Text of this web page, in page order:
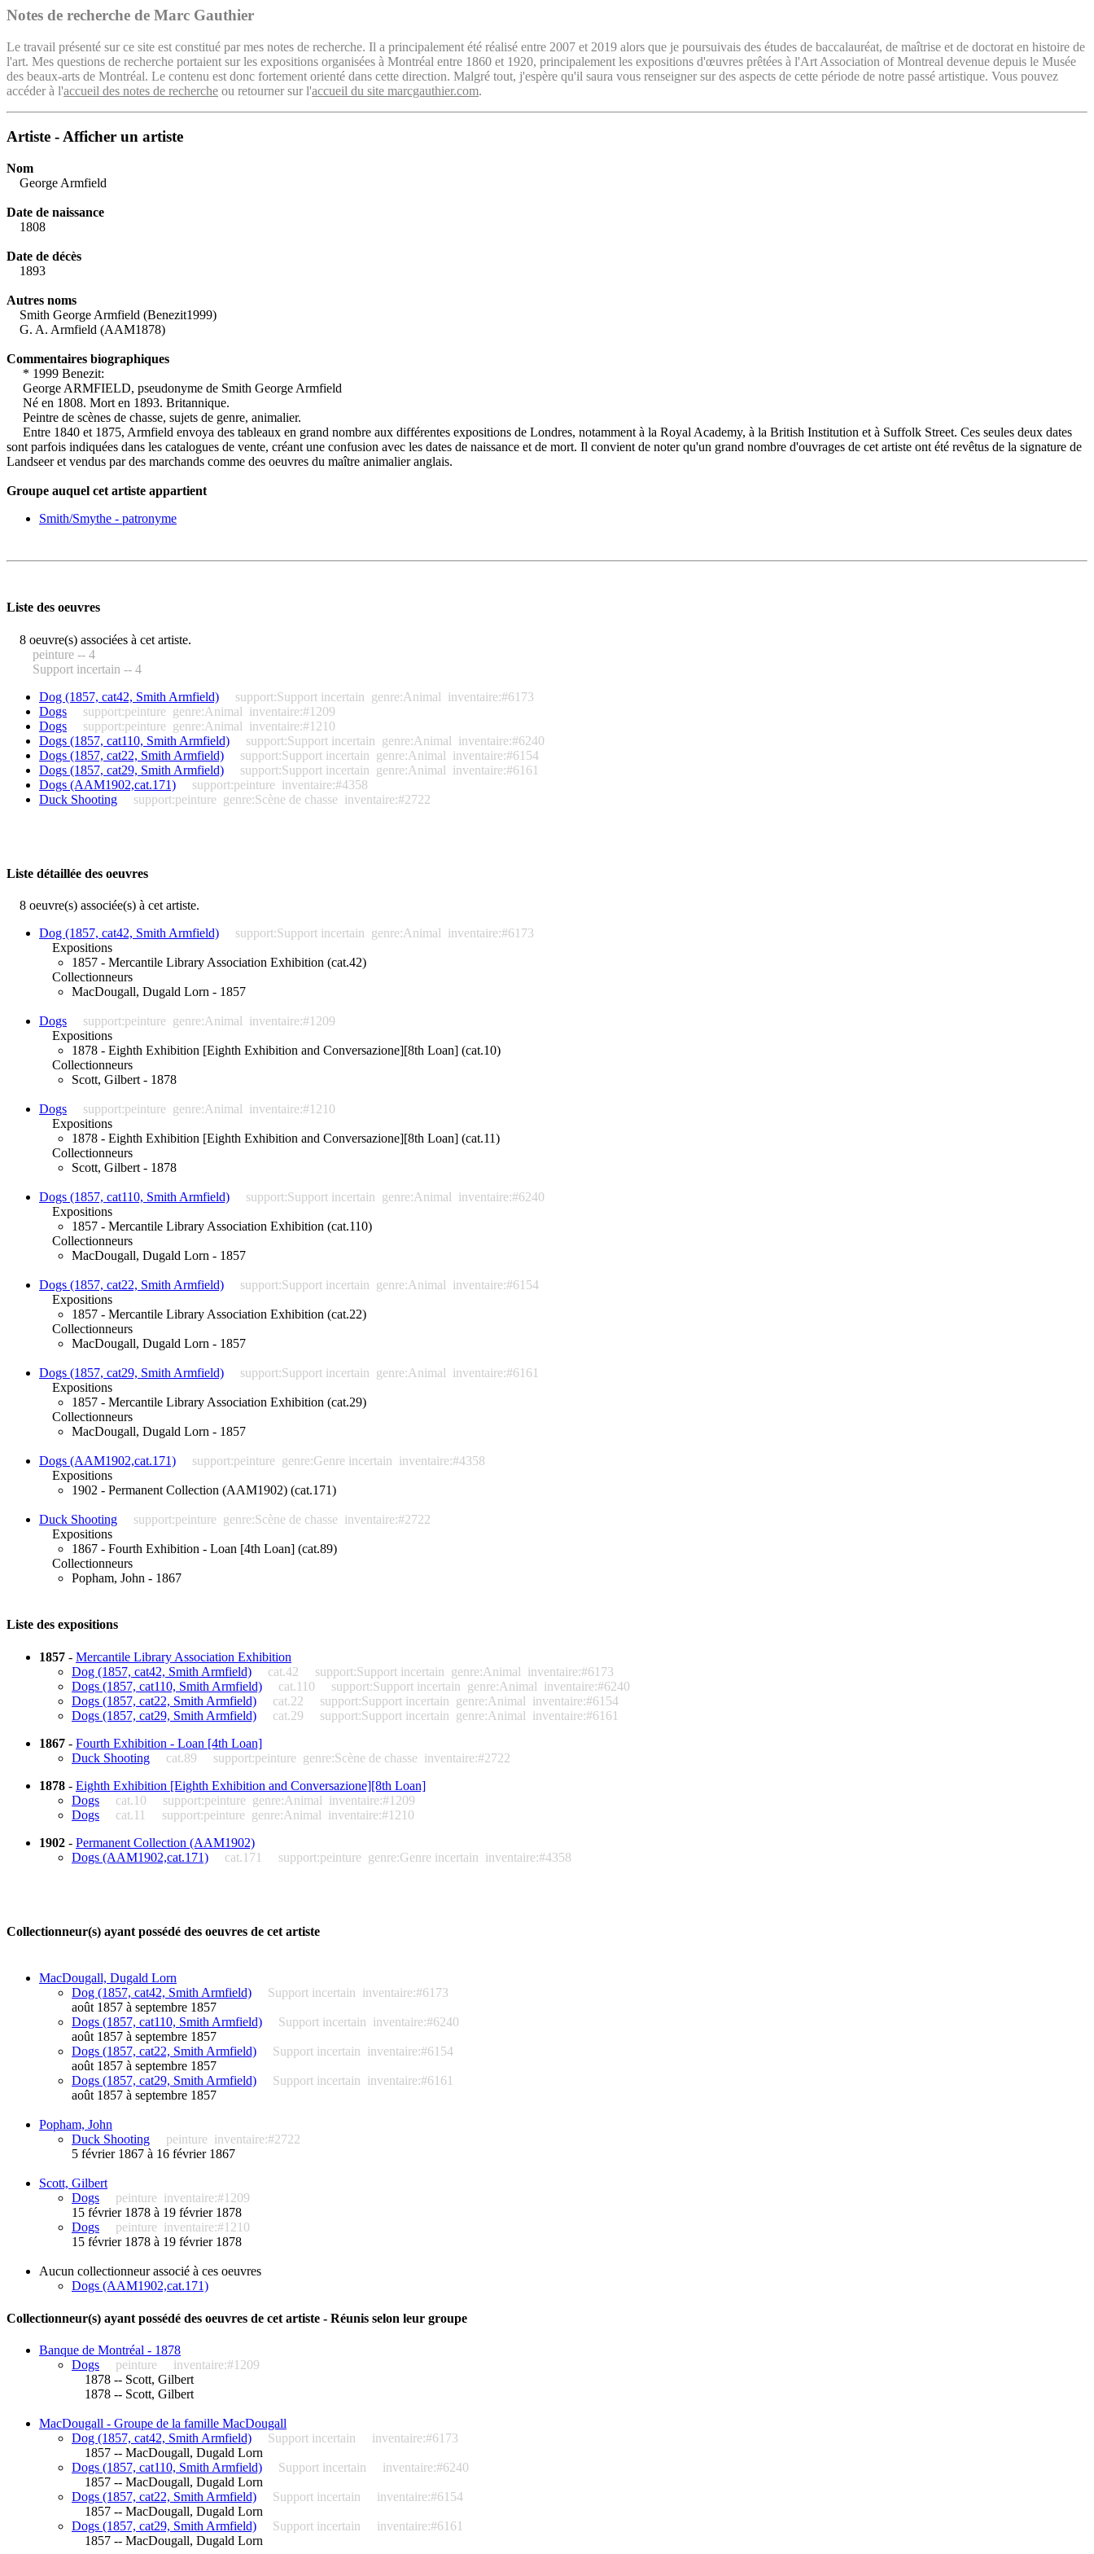
Notes de recherche de Marc Gauthier
Le travail présenté sur ce site est constitué par mes notes de recherche. Il a principalement été réalisé entre 2007 et 2019 alors que je poursuivais des études de baccalauréat, de maîtrise et de doctorat en histoire de
l'art. Mes questions de recherche portaient sur les expositions organisées à Montréal entre 1860 et 1920, principalement les expositions d'œuvres prêtées à l'Art Association of Montreal devenue depuis le Musée
des beaux-arts de Montréal. Le contenu est donc fortement orienté dans cette direction. Malgré tout, j'espère qu'il saura vous renseigner sur des aspects de cette période de notre passé artistique. Vous pouvez
accéder à l'accueil des notes de recherche ou retourner sur l'accueil du site marcgauthier.com.
Artiste - Afficher un artiste
Nom
George Armfield
Date de naissance
1808
Date de décès
1893
Autres noms
Smith George Armfield (Benezit1999)
G. A. Armfield (AAM1878)
Commentaires biographiques
* 1999 Benezit:
George ARMFIELD, pseudonyme de Smith George Armfield
Né en 1808. Mort en 1893. Britannique.
Peintre de scènes de chasse, sujets de genre, animalier.
Entre 1840 et 1875, Armfield envoya des tableaux en grand nombre aux différentes expositions de Londres, notamment à la Royal Academy, à la British Institution et à Suffolk Street. Ces seules deux dates
sont parfois indiquées dans les catalogues de vente, créant une confusion avec les dates de naissance et de mort. Il convient de noter qu'un grand nombre d'ouvrages de cet artiste ont été revêtus de la signature de
Landseer et vendus par des marchands comme des oeuvres du maître animalier anglais.
Groupe auquel cet artiste appartient
Smith/Smythe - patronyme
Liste des oeuvres
8 oeuvre(s) associées à cet artiste.
peinture -- 4
Support incertain -- 4
Dog (1857, cat42, Smith Armfield)
support:Support incertain genre:Animal inventaire:#6173
Dogs
support:peinture genre:Animal inventaire:#1209
Dogs
support:peinture genre:Animal inventaire:#1210
Dogs (1857, cat110, Smith Armfield)
support:Support incertain genre:Animal inventaire:#6240
Dogs (1857, cat22, Smith Armfield)
support:Support incertain genre:Animal inventaire:#6154
Dogs (1857, cat29, Smith Armfield)
support:Support incertain genre:Animal inventaire:#6161
Dogs (AAM1902,cat.171)
support:peinture inventaire:#4358
Duck Shooting
support:peinture genre:Scène de chasse inventaire:#2722
Liste détaillée des oeuvres
8 oeuvre(s) associée(s) à cet artiste.
Dog (1857, cat42, Smith Armfield)
support:Support incertain genre:Animal inventaire:#6173
Expositions
1857 - Mercantile Library Association Exhibition (cat.42)
Collectionneurs
MacDougall, Dugald Lorn - 1857
Dogs support:peinture genre:Animal inventaire:#1209
Expositions
1878 - Eighth Exhibition [Eighth Exhibition and Conversazione][8th Loan] (cat.10)
Collectionneurs
Scott, Gilbert - 1878
Dogs support:peinture genre:Animal inventaire:#1210
Expositions
1878 - Eighth Exhibition [Eighth Exhibition and Conversazione][8th Loan] (cat.11)
Collectionneurs
Scott, Gilbert - 1878
Dogs (1857, cat110, Smith Armfield) support:Support incertain genre:Animal inventaire:#6240
Expositions
1857 - Mercantile Library Association Exhibition (cat.110)
Collectionneurs
MacDougall, Dugald Lorn - 1857
Dogs (1857, cat22, Smith Armfield) support:Support incertain genre:Animal inventaire:#6154
Expositions
1857 - Mercantile Library Association Exhibition (cat.22)
Collectionneurs
MacDougall, Dugald Lorn - 1857
Dogs (1857, cat29, Smith Armfield) support:Support incertain genre:Animal inventaire:#6161
Expositions
1857 - Mercantile Library Association Exhibition (cat.29)
Collectionneurs
MacDougall, Dugald Lorn - 1857
Dogs (AAM1902,cat.171) support:peinture genre:Genre incertain inventaire:#4358
Expositions
1902 - Permanent Collection (AAM1902) (cat.171)
Duck Shooting support:peinture genre:Scène de chasse inventaire:#2722
Expositions
1867 - Fourth Exhibition - Loan [4th Loan] (cat.89)
Collectionneurs
Popham, John - 1867
Liste des expositions
1857 - Mercantile Library Association Exhibition
Dog (1857, cat42, Smith Armfield)
cat.42 support:Support incertain genre:Animal inventaire:#6173
Dogs (1857, cat110, Smith Armfield)
cat.110 support:Support incertain genre:Animal inventaire:#6240
Dogs (1857, cat22, Smith Armfield)
cat.22 support:Support incertain genre:Animal inventaire:#6154
Dogs (1857, cat29, Smith Armfield)
cat.29 support:Support incertain genre:Animal inventaire:#6161
1867 - Fourth Exhibition - Loan [4th Loan]
Duck Shooting
cat.89 support:peinture genre:Scène de chasse inventaire:#2722
1878 - Eighth Exhibition [Eighth Exhibition and Conversazione][8th Loan]
Dogs
cat.10 support:peinture genre:Animal inventaire:#1209
Dogs
cat.11 support:peinture genre:Animal inventaire:#1210
1902 - Permanent Collection (AAM1902)
Dogs (AAM1902,cat.171)
cat.171 support:peinture genre:Genre incertain inventaire:#4358
Collectionneur(s) ayant possédé des oeuvres de cet artiste
MacDougall, Dugald Lorn
Dog (1857, cat42, Smith Armfield)
Support incertain inventaire:#6173
août 1857 à septembre 1857
Dogs (1857, cat110, Smith Armfield)
Support incertain inventaire:#6240
août 1857 à septembre 1857
Dogs (1857, cat22, Smith Armfield)
Support incertain inventaire:#6154
août 1857 à septembre 1857
Dogs (1857, cat29, Smith Armfield)
Support incertain inventaire:#6161
août 1857 à septembre 1857
Popham, John
Duck Shooting
peinture inventaire:#2722
5 février 1867 à 16 février 1867
Scott, Gilbert
Dogs
peinture inventaire:#1209
15 février 1878 à 19 février 1878
Dogs
peinture inventaire:#1210
15 février 1878 à 19 février 1878
Aucun collectionneur associé à ces oeuvres
Dogs (AAM1902,cat.171)
Collectionneur(s) ayant possédé des oeuvres de cet artiste - Réunis selon leur groupe
Banque de Montréal - 1878
Dogs
peinture
inventaire:#1209
1878 -- Scott, Gilbert
1878 -- Scott, Gilbert
MacDougall - Groupe de la famille MacDougall
Dog (1857, cat42, Smith Armfield)
Support incertain
inventaire:#6173
1857 -- MacDougall, Dugald Lorn
Dogs (1857, cat110, Smith Armfield)
Support incertain
inventaire:#6240
1857 -- MacDougall, Dugald Lorn
Dogs (1857, cat22, Smith Armfield)
Support incertain
inventaire:#6154
1857 -- MacDougall, Dugald Lorn
Dogs (1857, cat29, Smith Armfield)
Support incertain
inventaire:#6161
1857 -- MacDougall, Dugald Lorn